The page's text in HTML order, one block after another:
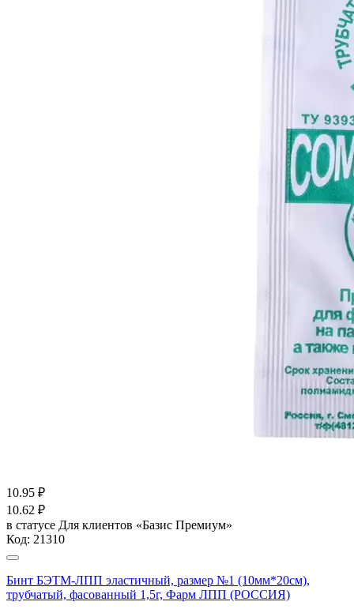
10.95 ₽
10.62 ₽
в статусе Для клиентов «Базис Премиум»
Код: 21310
Бинт БЭТМ-ЛПП эластичный, размер №1 (10мм*20см),
трубчатый, фасованный 1,5г, Фарм ЛПП (РОССИЯ)